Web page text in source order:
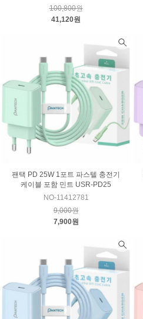
100,800원
41,120원
팬택 PD 25W 1포트 파스텔 충전기
케이블 포함 민트 USR-PD25
NO-11412781
9,000원
7,900원